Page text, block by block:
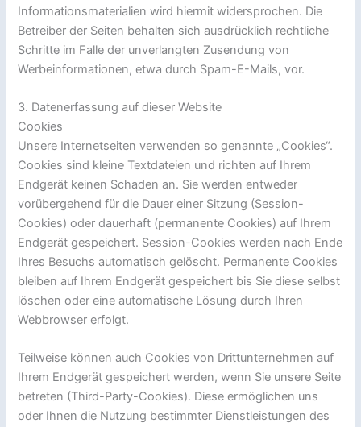
Informationsmaterialien wird hiermit widersprochen. Die
Betreiber der Seiten behalten sich ausdrücklich rechtliche
Schritte im Falle der unverlangten Zusendung von
Werbeinformationen, etwa durch Spam-E-Mails, vor.
3. Datenerfassung auf dieser Website
Cookies
Unsere Internetseiten verwenden so genannte „Cookies“.
Cookies sind kleine Textdateien und richten auf Ihrem
Endgerät keinen Schaden an. Sie werden entweder
vorübergehend für die Dauer einer Sitzung (Session-
Cookies) oder dauerhaft (permanente Cookies) auf Ihrem
Endgerät gespeichert. Session-Cookies werden nach Ende
Ihres Besuchs automatisch gelöscht. Permanente Cookies
bleiben auf Ihrem Endgerät gespeichert bis Sie diese selbst
löschen oder eine automatische Lösung durch Ihren
Webbrowser erfolgt.
Teilweise können auch Cookies von Drittunternehmen auf
Ihrem Endgerät gespeichert werden, wenn Sie unsere Seite
betreten (Third-Party-Cookies). Diese ermöglichen uns
oder Ihnen die Nutzung bestimmter Dienstleistungen des